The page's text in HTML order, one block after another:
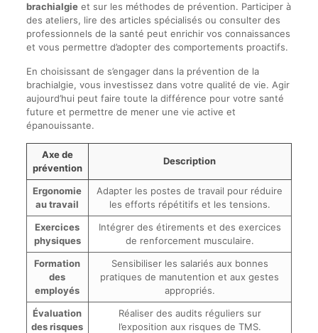
brachialgieet sur les méthodes de prévention. Participer à
des ateliers, lire des articles spécialisés ou consulter des
professionnels de la santé peut enrichir vos connaissances
et vous permettre d’adopter des comportements proactifs.
En choisissant de s’engager dans la prévention de la
brachialgie, vous investissez dans votre qualité de vie. Agir
aujourd’hui peut faire toute la différence pour votre santé
future et permettre de mener une vie active et
épanouissante.
Axe de
prévention
Description
Ergonomie
au travail
Adapter les postes de travail pour réduire
les efforts répétitifs et les tensions.
Exercices
physiques
Intégrer des étirements et des exercices
de renforcement musculaire.
Formation
des
employés
Sensibiliser les salariés aux bonnes
pratiques de manutention et aux gestes
appropriés.
Évaluation
des risques
Réaliser des audits réguliers sur
l’exposition aux risques de TMS.